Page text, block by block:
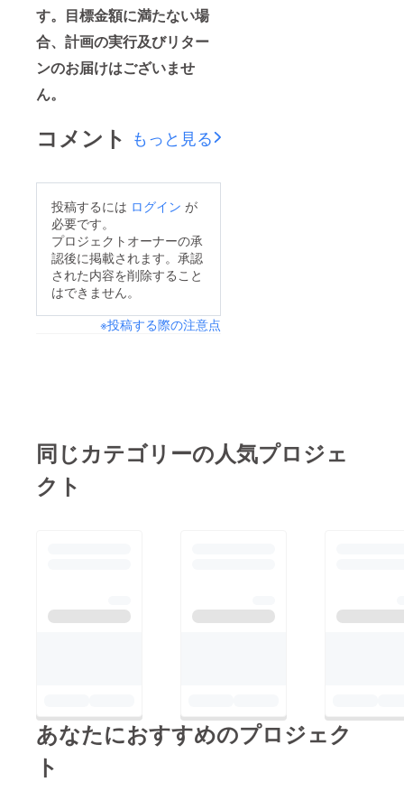
す。目標金額に満たない場
合、計画の実行及びリター
ンのお届けはございませ
ん。
コメント もっと見る
投稿するには ログイン が
必要です。
プロジェクトオーナーの承
認後に掲載されます。承認
された内容を削除すること
はできません。
※投稿する際の注意点
同じカテゴリーの人気プロジェ
クト
あなたにおすすめのプロジェク
ト